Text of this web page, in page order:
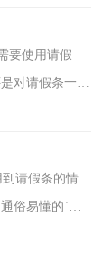
要使用请假
对请假条一筹
供...
请假条的情
俗易懂的`特